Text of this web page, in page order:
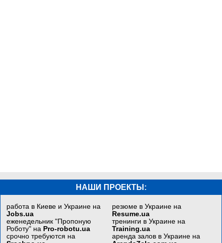
НАШИ ПРОЕКТЫ:
работа в Киеве и Украине на
Jobs.ua
еженедельник "Пропоную
Роботу" на Pro-robotu.ua
срочно требуются на
резюме в Украине на
Resume.ua
тренинги в Украине на
Training.ua
аренда залов в Украине на